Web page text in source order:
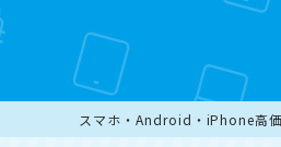
スマホ・Android・iPhone高